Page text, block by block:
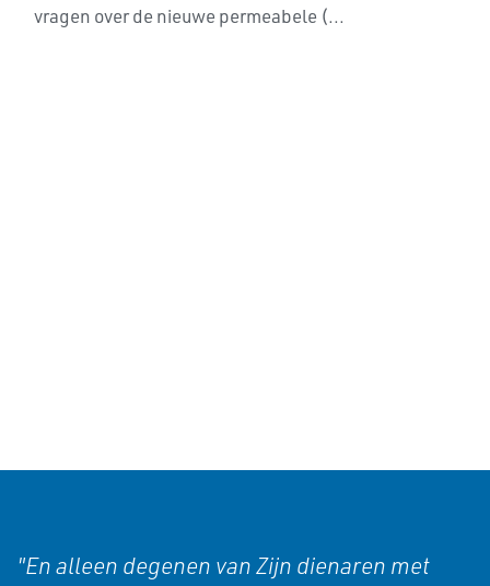
vragen over de nieuwe permeabele (...
"En alleen degenen van Zijn dienaren met